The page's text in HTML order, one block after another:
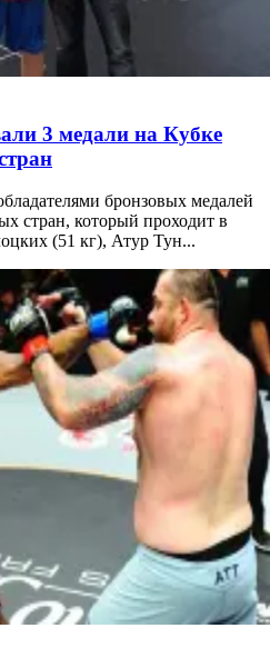
3 медали на Кубке
бронзовых медалей
стран, который проходит в
(51 кг), Атур Тун...